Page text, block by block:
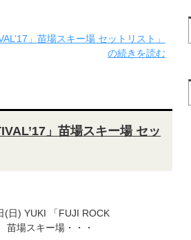
」苗場スキー場 セットリスト」
の続きを読む
」苗場スキー場 セッ
(日) YUKI 「FUJI ROCK
苗場スキー場・・・